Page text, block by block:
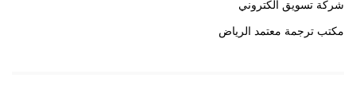
شركة تسويق الكتروني
مكتب ترجمة معتمد الرياض